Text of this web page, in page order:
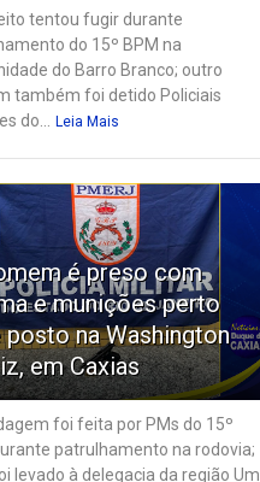
tentou fugir durante
do 15º BPM na
do Barro Branco; outro
também foi detido Policiais
do...
Leia Mais
é preso com
e munições perto
posto na Washington
em Caxias
foi feita por PMs do 15º
patrulhamento na rodovia;
levado à delegacia da região Um